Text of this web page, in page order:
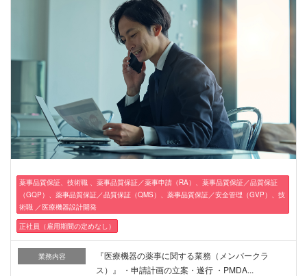
薬事品質保証、技術職 、薬事品質保証／薬事申請（RA）、薬事品質保証／品質保証
（GQP）、薬事品質保証／品質保証（QMS）、薬事品質保証／安全管理（GVP）、技
術職 ／医療機器設計開発
正社員（雇用期間の定めなし）
業務内容
『医療機器の薬事に関する業務（メンバークラ
ス）』 ・申請計画の立案・遂行 ・PMDA...